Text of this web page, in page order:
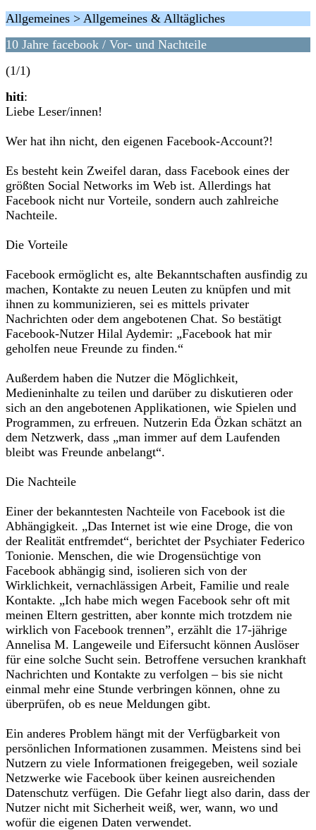
Allgemeines > Allgemeines & Alltägliches
10 Jahre facebook / Vor- und Nachteile
(1/1)
hiti:
Liebe Leser/innen!
Wer hat ihn nicht, den eigenen Facebook-Account?!
Es besteht kein Zweifel daran, dass Facebook eines der
größten Social Networks im Web ist. Allerdings hat
Facebook nicht nur Vorteile, sondern auch zahlreiche
Nachteile.
Die Vorteile
Facebook ermöglicht es, alte Bekanntschaften ausfindig zu
machen, Kontakte zu neuen Leuten zu knüpfen und mit
ihnen zu kommunizieren, sei es mittels privater
Nachrichten oder dem angebotenen Chat. So bestätigt
Facebook-Nutzer Hilal Aydemir: „Facebook hat mir
geholfen neue Freunde zu finden.“
Außerdem haben die Nutzer die Möglichkeit,
Medieninhalte zu teilen und darüber zu diskutieren oder
sich an den angebotenen Applikationen, wie Spielen und
Programmen, zu erfreuen. Nutzerin Eda Özkan schätzt an
dem Netzwerk, dass „man immer auf dem Laufenden
bleibt was Freunde anbelangt“.
Die Nachteile
Einer der bekanntesten Nachteile von Facebook ist die
Abhängigkeit. „Das Internet ist wie eine Droge, die von
der Realität entfremdet“, berichtet der Psychiater Federico
Tonionie. Menschen, die wie Drogensüchtige von
Facebook abhängig sind, isolieren sich von der
Wirklichkeit, vernachlässigen Arbeit, Familie und reale
Kontakte. „Ich habe mich wegen Facebook sehr oft mit
meinen Eltern gestritten, aber konnte mich trotzdem nie
wirklich von Facebook trennen”, erzählt die 17-jährige
Annelisa M. Langeweile und Eifersucht können Auslöser
für eine solche Sucht sein. Betroffene versuchen krankhaft
Nachrichten und Kontakte zu verfolgen – bis sie nicht
einmal mehr eine Stunde verbringen können, ohne zu
überprüfen, ob es neue Meldungen gibt.
Ein anderes Problem hängt mit der Verfügbarkeit von
persönlichen Informationen zusammen. Meistens sind bei
Nutzern zu viele Informationen freigegeben, weil soziale
Netzwerke wie Facebook über keinen ausreichenden
Datenschutz verfügen. Die Gefahr liegt also darin, dass der
Nutzer nicht mit Sicherheit weiß, wer, wann, wo und
wofür die eigenen Daten verwendet.